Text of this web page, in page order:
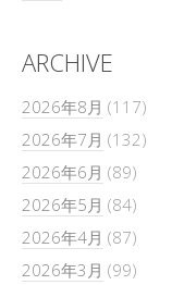
ARCHIVE
2026年8月 (117)
2026年7月 (132)
2026年6月 (89)
2026年5月 (84)
2026年4月 (87)
2026年3月 (99)